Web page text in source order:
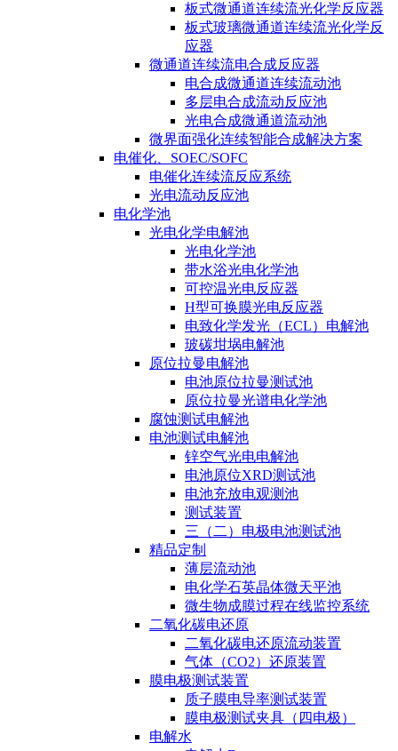
板式微通道连续流光化学反应器
板式玻璃微通道连续流光化学反
应器
微通道连续流电合成反应器
电合成微通道连续流动池
多层电合成流动反应池
光电合成微通道流动池
微界面强化连续智能合成解决方案
电催化、SOEC/SOFC
电催化连续流反应系统
光电流动反应池
电化学池
光电化学电解池
光电化学池
带水浴光电化学池
可控温光电反应器
H型可换膜光电反应器
电致化学发光（ECL）电解池
玻碳坩埚电解池
原位拉曼电解池
电池原位拉曼测试池
原位拉曼光谱电化学池
腐蚀测试电解池
电池测试电解池
锌空气光电电解池
电池原位XRD测试池
电池充放电观测池
测试装置
三（二）电极电池测试池
精品定制
薄层流动池
电化学石英晶体微天平池
微生物成膜过程在线监控系统
二氧化碳电还原
二氧化碳电还原流动装置
气体（CO2）还原装置
膜电极测试装置
质子膜电导率测试装置
膜电极测试夹具（四电极）
电解水